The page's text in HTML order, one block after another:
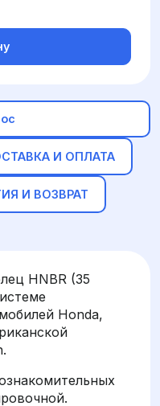
И ОПЛАТА
И ВОЗВРАТ
HNBR (35
Honda,